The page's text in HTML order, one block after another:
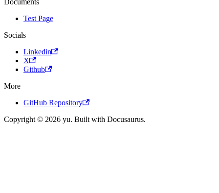
Documents
Test Page
Socials
Linkedin
X
Github
More
GitHub Repository
Copyright © 2026 yu. Built with Docusaurus.